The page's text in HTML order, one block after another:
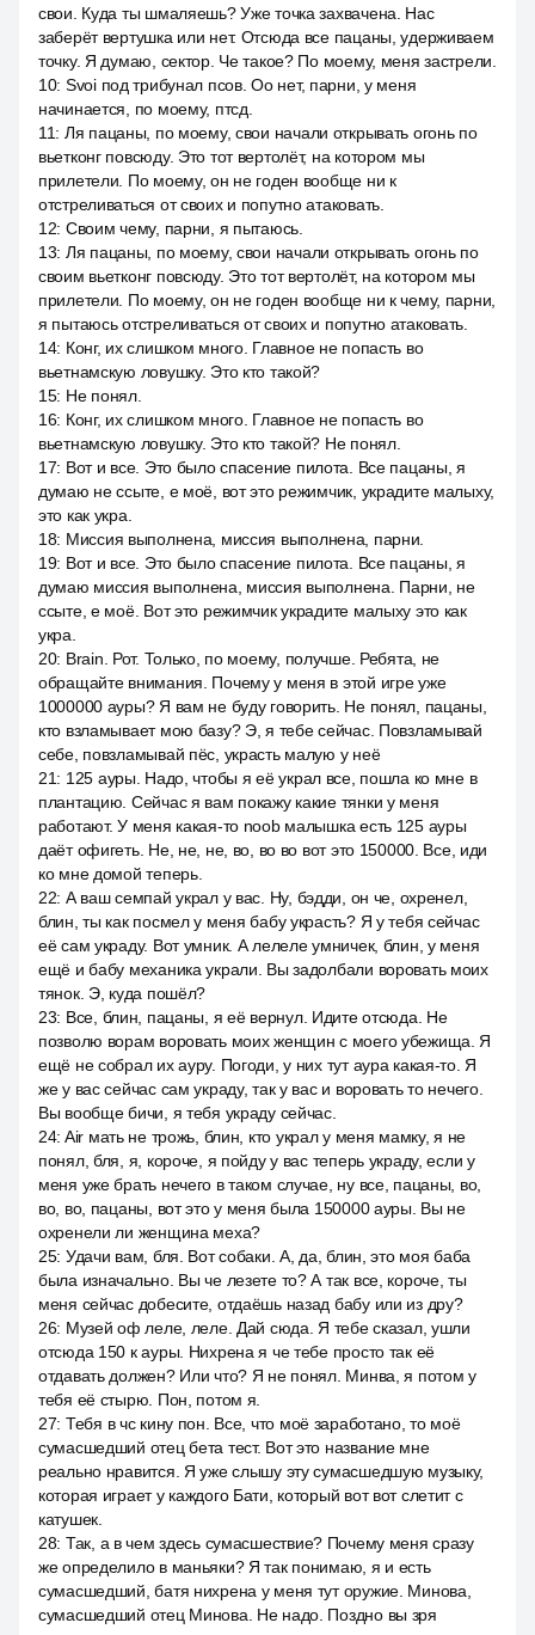
свои. Куда ты шмаляешь? Уже точка захвачена. Нас
заберёт вертушка или нет. Отсюда все пацаны, удерживаем
точку. Я думаю, сектор. Че такое? По моему, меня застрели.
10: Svoi под трибунал псов. Оо нет, парни, у меня
начинается, по моему, птсд.
11: Ля пацаны, по моему, свои начали открывать огонь по
вьетконг повсюду. Это тот вертолёт, на котором мы
прилетели. По моему, он не годен вообще ни к
отстреливаться от своих и попутно атаковать.
12: Своим чему, парни, я пытаюсь.
13: Ля пацаны, по моему, свои начали открывать огонь по
своим вьетконг повсюду. Это тот вертолёт, на котором мы
прилетели. По моему, он не годен вообще ни к чему, парни,
я пытаюсь отстреливаться от своих и попутно атаковать.
14: Конг, их слишком много. Главное не попасть во
вьетнамскую ловушку. Это кто такой?
15: Не понял.
16: Конг, их слишком много. Главное не попасть во
вьетнамскую ловушку. Это кто такой? Не понял.
17: Вот и все. Это было спасение пилота. Все пацаны, я
думаю не ссыте, е моё, вот это режимчик, украдите малыху,
это как укра.
18: Миссия выполнена, миссия выполнена, парни.
19: Вот и все. Это было спасение пилота. Все пацаны, я
думаю миссия выполнена, миссия выполнена. Парни, не
ссыте, е моё. Вот это режимчик украдите малыху это как
укра.
20: Brain. Рот. Только, по моему, получше. Ребята, не
обращайте внимания. Почему у меня в этой игре уже
1000000 ауры? Я вам не буду говорить. Не понял, пацаны,
кто взламывает мою базу? Э, я тебе сейчас. Повзламывай
себе, повзламывай пёс, украсть малую у неё
21: 125 ауры. Надо, чтобы я её украл все, пошла ко мне в
плантацию. Сейчас я вам покажу какие тянки у меня
работают. У меня какая-то noob малышка есть 125 ауры
даёт офигеть. Не, не, не, во, во во вот это 150000. Все, иди
ко мне домой теперь.
22: А ваш семпай украл у вас. Ну, бэдди, он че, охренел,
блин, ты как посмел у меня бабу украсть? Я у тебя сейчас
её сам украду. Вот умник. А лелеле умничек, блин, у меня
ещё и бабу механика украли. Вы задолбали воровать моих
тянок. Э, куда пошёл?
23: Все, блин, пацаны, я её вернул. Идите отсюда. Не
позволю ворам воровать моих женщин с моего убежища. Я
ещё не собрал их ауру. Погоди, у них тут аура какая-то. Я
же у вас сейчас сам украду, так у вас и воровать то нечего.
Вы вообще бичи, я тебя украду сейчас.
24: Air мать не трожь, блин, кто украл у меня мамку, я не
понял, бля, я, короче, я пойду у вас теперь украду, если у
меня уже брать нечего в таком случае, ну все, пацаны, во,
во, во, пацаны, вот это у меня была 150000 ауры. Вы не
охренели ли женщина меха?
25: Удачи вам, бля. Вот собаки. А, да, блин, это моя баба
была изначально. Вы че лезете то? А так все, короче, ты
меня сейчас добесите, отдаёшь назад бабу или из дру?
26: Музей оф леле, леле. Дай сюда. Я тебе сказал, ушли
отсюда 150 к ауры. Нихрена я че тебе просто так её
отдавать должен? Или что? Я не понял. Минва, я потом у
тебя её стырю. Пон, потом я.
27: Тебя в чс кину пон. Все, что моё заработано, то моё
сумасшедший отец бета тест. Вот это название мне
реально нравится. Я уже слышу эту сумасшедшую музыку,
которая играет у каждого Бати, который вот вот слетит с
катушек.
28: Так, а в чем здесь сумасшествие? Почему меня сразу
же определило в маньяки? Я так понимаю, я и есть
сумасшедший, батя нихрена у меня тут оружие. Минова,
сумасшедший отец Минова. Не надо. Поздно вы зря